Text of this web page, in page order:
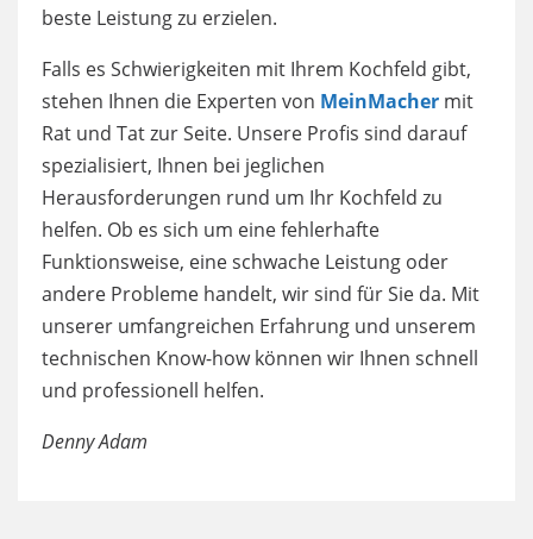
beste Leistung zu erzielen.
Falls es Schwierigkeiten mit Ihrem Kochfeld gibt,
stehen Ihnen die Experten von MeinMacher mit
Rat und Tat zur Seite. Unsere Profis sind darauf
spezialisiert, Ihnen bei jeglichen
Herausforderungen rund um Ihr Kochfeld zu
helfen. Ob es sich um eine fehlerhafte
Funktionsweise, eine schwache Leistung oder
andere Probleme handelt, wir sind für Sie da. Mit
unserer umfangreichen Erfahrung und unserem
technischen Know-how können wir Ihnen schnell
und professionell helfen.
Denny Adam